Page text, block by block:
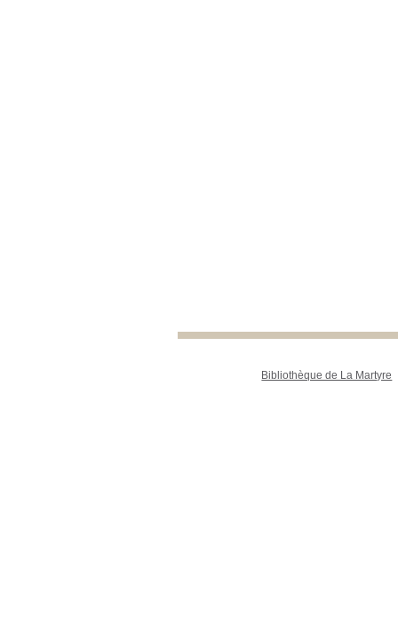
Bibliothèque de La Martyre